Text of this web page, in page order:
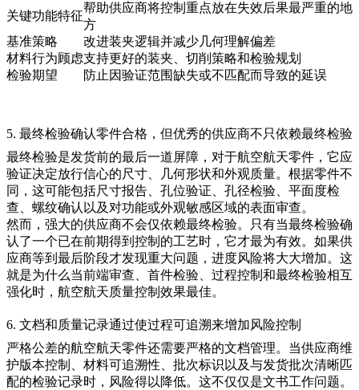
关键功能特征
帮助供应商将控制重点放在失效后果最严重的地
方
基准策略
改进装夹逻辑并减少几何理解偏差
材料行为顾虑支持更好的装夹、切削策略和检验规划
检验期望
防止因验证范围缺失或不匹配而导致的延误
5. 最终检验确认零件合格，但优秀的供应商不只依赖最终检验
最终检验是发货前的最后一道屏障，对于航空航天零件，它应
验证决定放行信心的尺寸、几何形状和外观质量。根据零件不
同，这可能包括尺寸报告、孔位验证、孔径检验、平面度检
查、螺纹确认以及对功能或外观敏感区域的表面审查。
然而，强大的供应商不会仅依赖最终检验。只有当最终检验确
认了一个已在前期得到控制的工艺时，它才最为有效。如果供
应商等到最后阶段才发现重大问题，进度风险将大大增加。这
就是为什么当前端审查、首件检验、过程控制和最终检验相互
强化时，航空航天质量控制效果最佳。
6. 文档和质量记录通过使过程可追溯来增加风险控制
严格公差的航空航天零件还需要严格的文档管理。当供应商维
护版本控制、材料可追溯性、批次标识以及与发货批次清晰匹
配的检验记录时，风险得以降低。这不仅仅是文书工作问题。